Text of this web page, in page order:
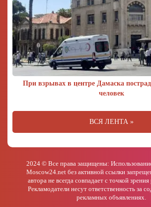
При взрывах в центре Дамаска
человек
ВСЯ ЛЕНТА »
2024 © Все права защищены:
Moscow24.net без активной ссылки
автора не всегда совпадает с точкой зрения
Рекламодатели несут ответственность за
рекламных объявлениях.